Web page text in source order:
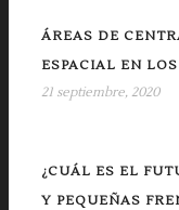
ÁREAS DE
ESPACIAL EN
21 septiembre, 2020
¿CUÁL ES EL
Y PEQUEÑAS